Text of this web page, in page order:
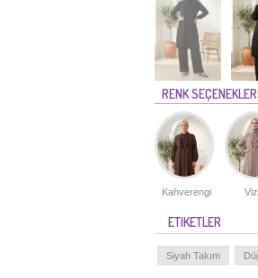
RENK
Kahverengi
ETIKETLER
Siyah Takım